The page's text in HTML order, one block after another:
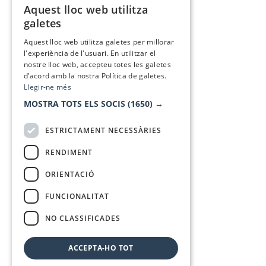
Aquest lloc web utilitza
galetes
Aquest lloc web utilitza galetes per millorar
l'experiència de l'usuari. En utilitzar el
nostre lloc web, accepteu totes les galetes
d’acord amb la nostra Política de galetes.
Llegir-ne més
MOSTRA TOTS ELS SOCIS (1650) →
ESTRICTAMENT NECESSÀRIES
RENDIMENT
ORIENTACIÓ
FUNCIONALITAT
NO CLASSIFICADES
ACCEPTA-HO TOT